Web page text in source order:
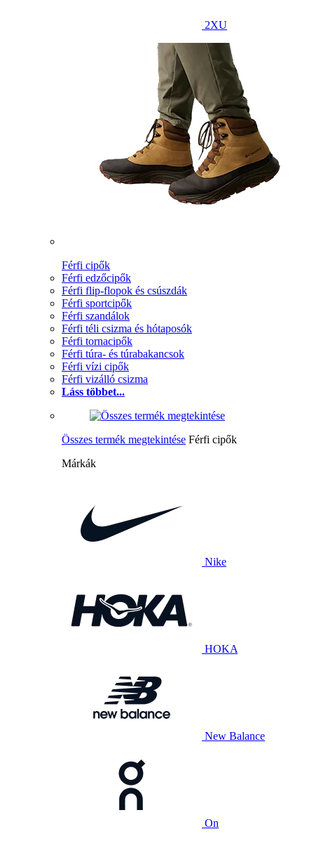
2XU
Férfi cipők
Férfi edzőcipők
Férfi flip-flopok és csúszdák
Férfi sportcipők
Férfi szandálok
Férfi téli csizma és hótaposók
Férfi tornacipők
Férfi túra- és túrabakancsok
Férfi vízi cipők
Férfi vizálló csizma
Láss többet...
Összes termék megtekintése Férfi cipők
Márkák
Nike
HOKA
New Balance
On